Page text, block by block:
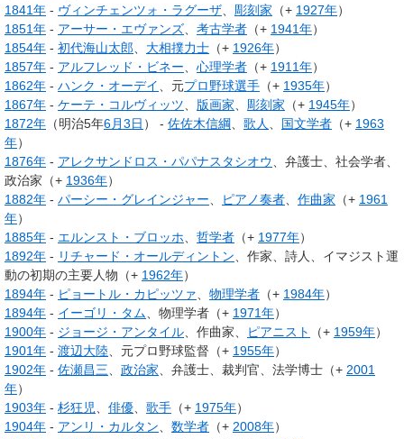
1841年 - ヴィンチェンツォ・ラグーザ 彫刻家 （+ 1927年）
1851年 - アーサー・エヴァンズ 考古学者 （+ 1941年）
1854年 - 初代海山太郎 大相撲力士 （+ 1926年）
1857年 - アルフレッド・ビネー 心理学者 （+ 1911年）
1862年 - ハンク・オーデイ 、元プロ野球選手 （+ 1935年）
1867年 - ケーテ・コルヴィッツ 版画家 彫刻家 （+ 1945年）
1872年 （明治5年6月3日 ） - 佐佐木信綱 歌人 国文学者 （+ 1963
年）
1876年 - アレクサンドロス・パパナスタシオウ
、弁護士、社会学者、
政治家（+ 1936年）
1882年 - パーシー・グレインジャー ピアノ奏者 作曲家 （+ 1961
年）
1885年 - エルンスト・ブロッホ 哲学者 （+ 1977年）
1892年 - リチャード・オールディントン 、作家、詩人、イマジスト運
動の初期の主要人物（+ 1962年）
1894年 - ピョートル・カピッツァ 物理学者 （+ 1984年）
1894年 - イーゴリ・タム 、物理学者（+ 1971年）
1900年 - ジョージ・アンタイル 、作曲家、 ピアニスト （+ 1959年）
1901年 - 渡辺大陸 、元プロ野球監督（+ 1955年）
1902年 - 佐瀬昌三 政治家 、弁護士、裁判官、法学博士（+ 2001
年）
1903年 - 杉狂児 俳優 歌手 （+ 1975年）
1904年 - アンリ・カルタン 数学者 （+ 2008年）